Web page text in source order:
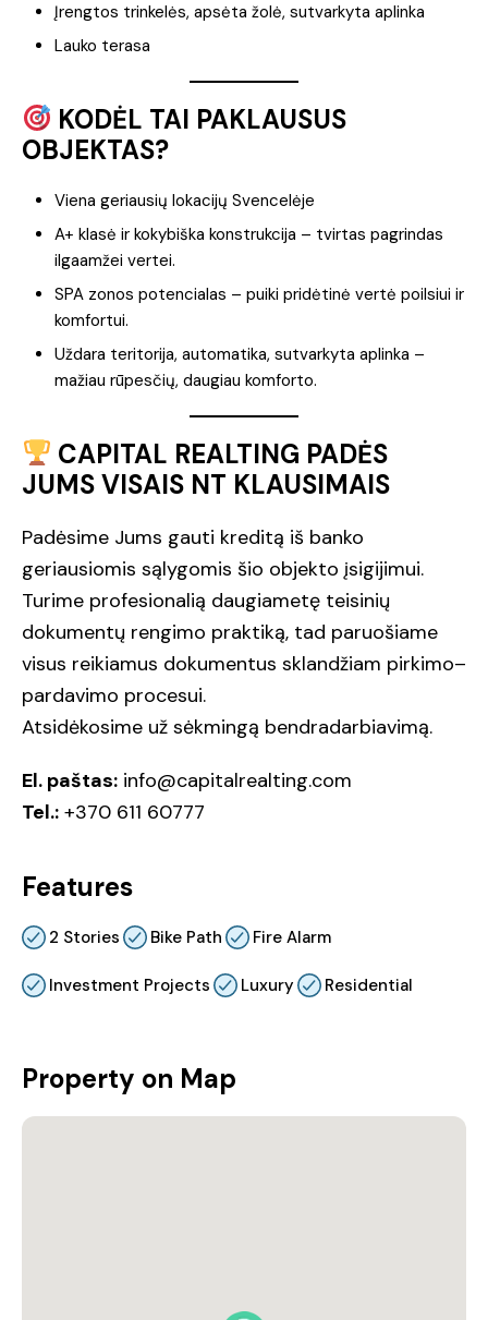
Įrengtos trinkelės, apsėta žolė, sutvarkyta aplinka
Lauko terasa
KODĖL TAI PAKLAUSUS
OBJEKTAS?
Viena geriausių lokacijų Svencelėje
A+ klasė ir kokybiška konstrukcija – tvirtas pagrindas
ilgaamžei vertei.
SPA zonos potencialas – puiki pridėtinė vertė poilsiui ir
komfortui.
Uždara teritorija, automatika, sutvarkyta aplinka –
mažiau rūpesčių, daugiau komforto.
CAPITAL REALTING PADĖS
JUMS VISAIS NT KLAUSIMAIS
Padėsime Jums gauti kreditą iš banko
geriausiomis sąlygomis šio objekto įsigijimui.
Turime profesionalią daugiametę teisinių
dokumentų rengimo praktiką, tad paruošiame
visus reikiamus dokumentus sklandžiam pirkimo–
pardavimo procesui.
Atsidėkosime už sėkmingą bendradarbiavimą.
El. paštas: info@capitalrealting.com
Tel.: +370 611 60777
Features
2 Stories Bike Path Fire Alarm
Investment Projects Luxury Residential
Property on Map